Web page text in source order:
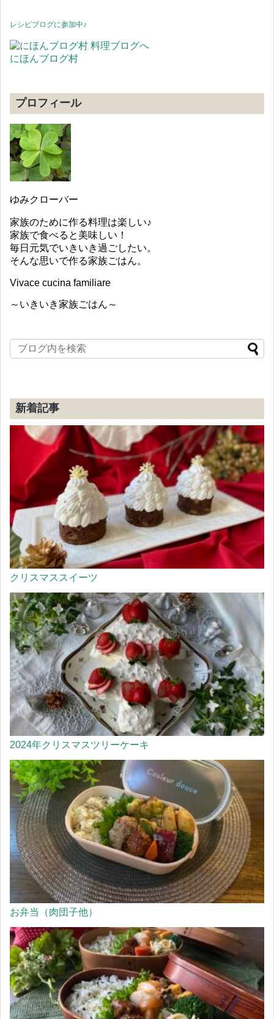
レシピブログに参加中♪
にほんブログ村
プロフィール
ゆみクローバー
家族のために作る料理は楽しい♪
家族で食べると美味しい！
毎日元気でいきいき過ごしたい。
そんな思いで作る家族ごはん。
Vivace cucina familiare
～いきいき家族ごはん～
新着記事
クリスマススイーツ
2024年クリスマスツリーケーキ
お弁当（肉団子他）